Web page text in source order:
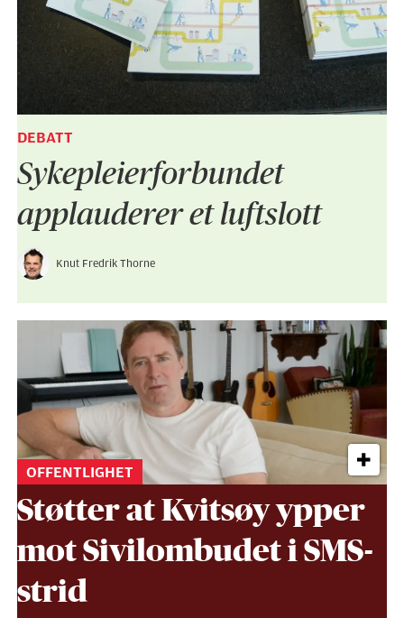
DEBATT
Sykepleier­forbundet
applauderer et luftslott
Knut Fredrik Thorne
OFFENTLIGHET
Støtter at Kvitsøy ypper
mot Sivil­ombudet i SMS-
strid